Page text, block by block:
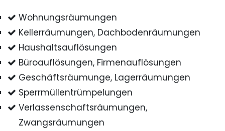
Wohnungsräumungen
Kellerräumungen, Dachbodenräumungen
Haushaltsauflösungen
Büroauflösungen, Firmenauflösungen
Geschäftsräumunge, Lagerräumungen
Sperrmüllentrümpelungen
Verlassenschaftsräumungen,
Zwangsräumungen